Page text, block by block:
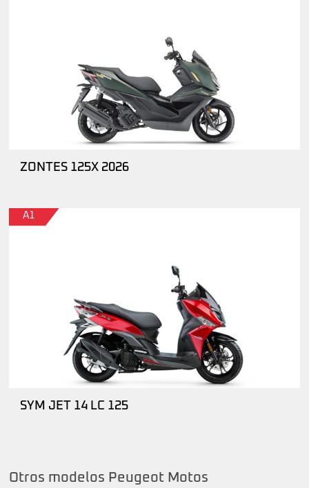
ZONTES 125X 2026
A1
SYM JET 14 LC 125
Otros modelos Peugeot Motos